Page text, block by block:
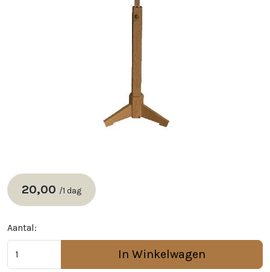
20,00 /1 dag
Aantal:
In Winkelwagen